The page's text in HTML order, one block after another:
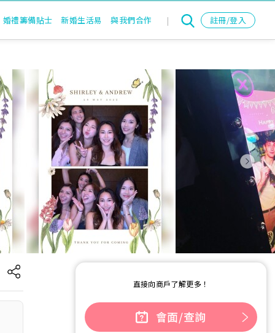
婚禮籌備貼士 新婚生活易 與我們合作 | 註冊/登入
直接向商戶了解更多！
會面/查詢